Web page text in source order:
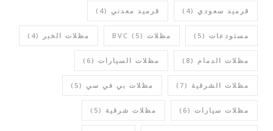
قرميد سعودي (4) قرميد معدني (4)
مستودعات (5) مظلات BVC (5) مظلات الخبر (4)
مظلات الدمام (8) مظلات السيارات (6)
مظلات الشرقية (7) مظلات بي في سي (5)
مظلات سيارات (6) مظلات شرقية (5)